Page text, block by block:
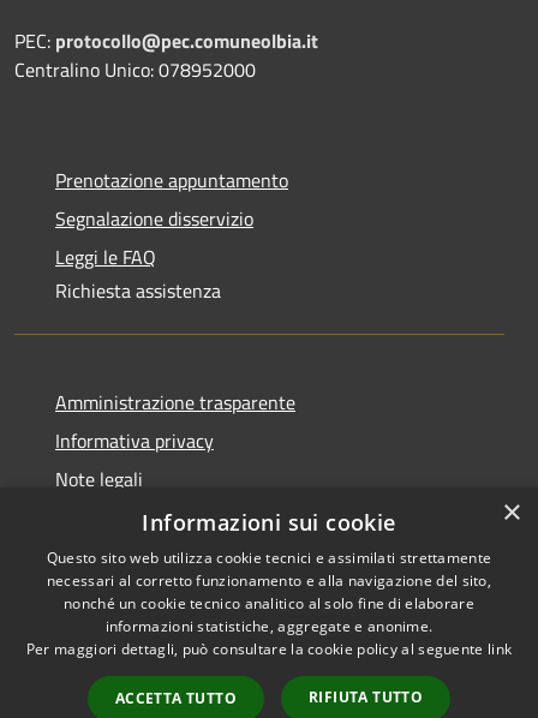
PEC: protocollo@pec.comuneolbia.it
Centralino Unico: 078952000
Prenotazione appuntamento
Segnalazione disservizio
Leggi le FAQ
Richiesta assistenza
Amministrazione trasparente
Informativa privacy
Note legali
Dichiarazione di accessibilità
RSS
Accessibilità
Copyright © 2026 • Comune di
Municipium•
Accesso
×
Informazioni sui cookie
Questo sito web utilizza cookie tecnici e assimilati strettamente
necessari al corretto funzionamento e alla navigazione del sito,
nonché un cookie tecnico analitico al solo fine di elaborare
informazioni statistiche, aggregate e anonime.
Per maggiori dettagli, può consultare la cookie policy al seguente link
ACCETTA TUTTO RIFIUTA TUTTO